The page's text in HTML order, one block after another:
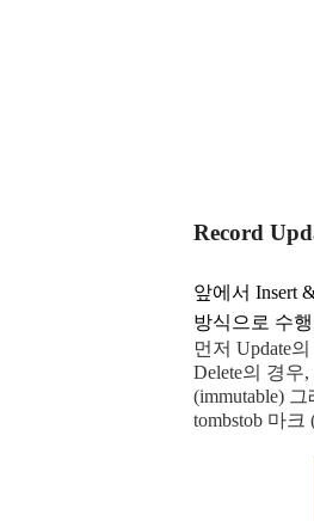
Record
앞에서 Insert
방식으로 수
먼저 Update
Delete의 경우
(immutable)
tombstob 마